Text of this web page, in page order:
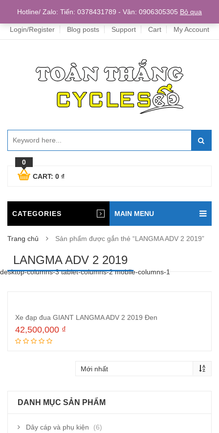
Home
Login/Register Blog posts Support Cart My Account
0
CART: 0 ₫
CATEGORIES MAIN MENU
Trang chủ Sản phẩm được gắn thẻ “LANGMA ADV 2 2019”
LANGMA ADV 2 2019
desktop-columns-3 tablet-columns-2 mobile-columns-1
Xe đạp đua GIANT LANGMA ADV 2 2019 Đen
42,500,000 ₫
DANH MỤC SẢN PHẨM
Dây cáp và phụ kiện
(6)
Hotline/ Zalo: Tiến: 0378431789 - Vân: 0906305305 Bỏ qua